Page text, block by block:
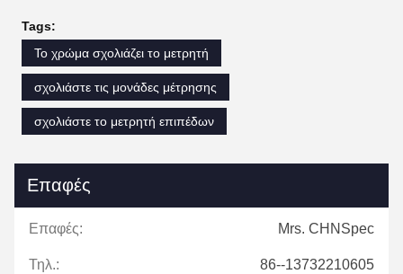
Tags:
Το χρώμα σχολιάζει το μετρητή
σχολιάστε τις μονάδες μέτρησης
σχολιάστε το μετρητή επιπέδων
Επαφές
Επαφές: Mrs. CHNSpec
Τηλ.: 86--13732210605